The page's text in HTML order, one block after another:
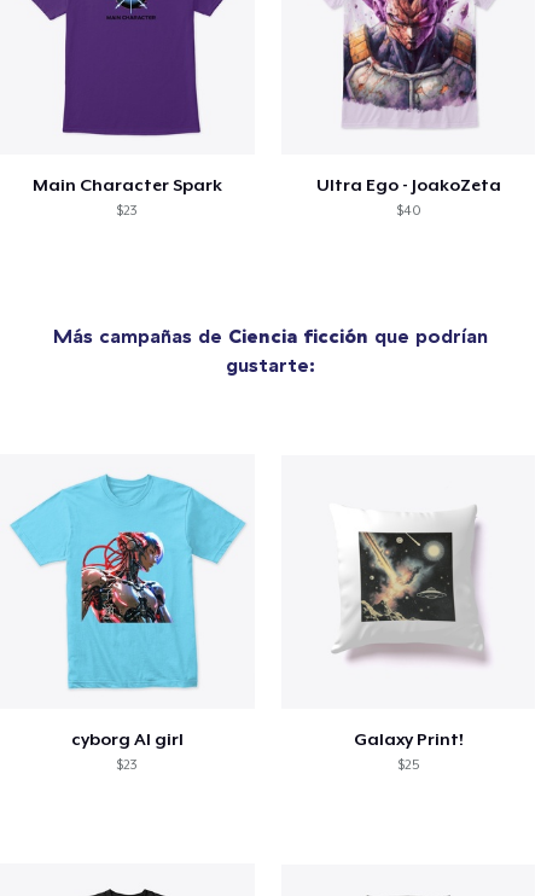
Main Character Spark
$23
Ultra Ego - JoakoZeta
$40
Más campañas de Ciencia ficción que podrían
gustarte:
cyborg AI girl
$23
Galaxy Print!
$25